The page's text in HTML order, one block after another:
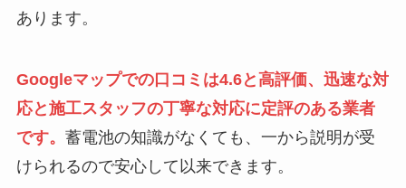
あります。
Googleマップでの口コミは4.6と高評価、迅速な対
応と施工スタッフの丁寧な対応に定評のある業者
です。 蓄電池の知識がなくても、一から説明が受
けられるので安心して以来できます。